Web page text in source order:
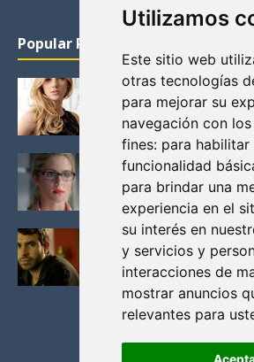
Utilizamos
Este sitio web
otras tecnologías
para mejorar su
navegación con
fines: para habilitar
funcionalidad
para brindar una
experiencia en el
su interés en
y servicios y
interacciones de
mostrar anuncios
relevantes para
Popular Posts
KATHERYN WINNICK: LA
VIKINGOS
Junio 14, 2013
FELICITY (EMILY BETT
MAS BONITAS DE LA
Noviembre 30, 2013
BLACK MIRROR: TODA TU
LA CRITICA
Mayo 17, 2012